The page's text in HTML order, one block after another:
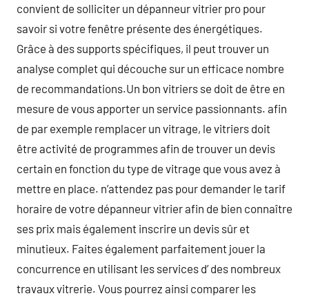
convient de solliciter un dépanneur vitrier pro pour
savoir si votre fenêtre présente des énergétiques.
Grâce à des supports spécifiques, il peut trouver un
analyse complet qui découche sur un efficace nombre
de recommandations.Un bon vitriers se doit de être en
mesure de vous apporter un service passionnants. afin
de par exemple remplacer un vitrage, le vitriers doit
être activité de programmes afin de trouver un devis
certain en fonction du type de vitrage que vous avez à
mettre en place. n’attendez pas pour demander le tarif
horaire de votre dépanneur vitrier afin de bien connaître
ses prix mais également inscrire un devis sûr et
minutieux. Faites également parfaitement jouer la
concurrence en utilisant les services d’ des nombreux
travaux vitrerie. Vous pourrez ainsi comparer les